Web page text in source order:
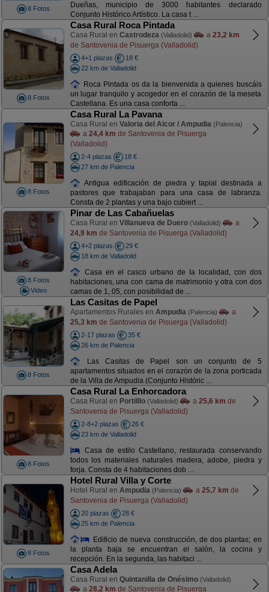
8 Fotos
Dueñas, municipio de 3000 habitantes declarado
Conjunto Histórico Artístico. La casa t ...
8 Fotos
Casa Rural Roca Pintada
Casa Rural en Castrodeza (Valladolid) a 23,2 km
de Santovenia de Pisuerga (Valladolid)
4+1 plazas
18 €
22 km de Valladolid
Roca Pintada os da la bienvenida a quienes buscáis
un lugar tranquilo y acogedor en el corazón de la meseta
Castellana. Es una casa conforta ...
8 Fotos
Casa Rural La Pavana
Casa Rural en Valoria del Alcor / Ampudia (Palencia)
a 24,4 km de Santovenia de Pisuerga
(Valladolid)
2-4 plazas
18 €
27 km de Palencia
Antigua edificación de piedra y tapial destinada a
pastores que trabajaban para una casa de labranza.
Consta de 2 plantas y una bajo cubiert ...
8 Fotos
Video
Pinar de Las Cabañuelas
Casa Rural en Villanueva de Duero (Valladolid)
a
24,9 km de Santovenia de Pisuerga (Valladolid)
4+2 plazas
29 €
18 km de Valladolid
Casa en el casco urbano de la localidad, con dos
habitaciones, una con cama de matrimonio y otra con dos
camas de 1, 05, con posibilidad de ...
8 Fotos
Las Casitas de Papel
Apartamentos Rurales en Ampudia (Palencia)
a
25,3 km de Santovenia de Pisuerga (Valladolid)
2-17 plazas
35 €
26 km de Palencia
Las Casitas de Papel son un conjunto de 5
apartamentos situados en el corazón de la zona porticada
de la Villa de Ampudia (Conjunto Históric ...
8 Fotos
Casa Rural La Enhorcadora
Casa Rural en Portilllo (Valladolid) a 25,6 km de
Santovenia de Pisuerga (Valladolid)
2-8+2 plazas
26 €
23 km de Valladolid
Casa de estilo Castellano, restaurada conservando
todos los materiales naturales madera, adobe, piedra y
forja. Consta de 4 habitaciones dob ...
8 Fotos
Hotel Rural Villa y Corte
Hotel Rural en Ampudia (Palencia) a 25,7 km de
Santovenia de Pisuerga (Valladolid)
20 plazas
28 €
25 km de Palencia
Edificio de nueva construcción, de dos plantas; en
la planta baja se encuentran el salón, la cocina y
recepción. En la segunda, las habitaci ...
Casa Adela
Casa Rural en Quintanilla de Onésimo (Valladolid)
a 28,2 km de Santovenia de Pisuerga